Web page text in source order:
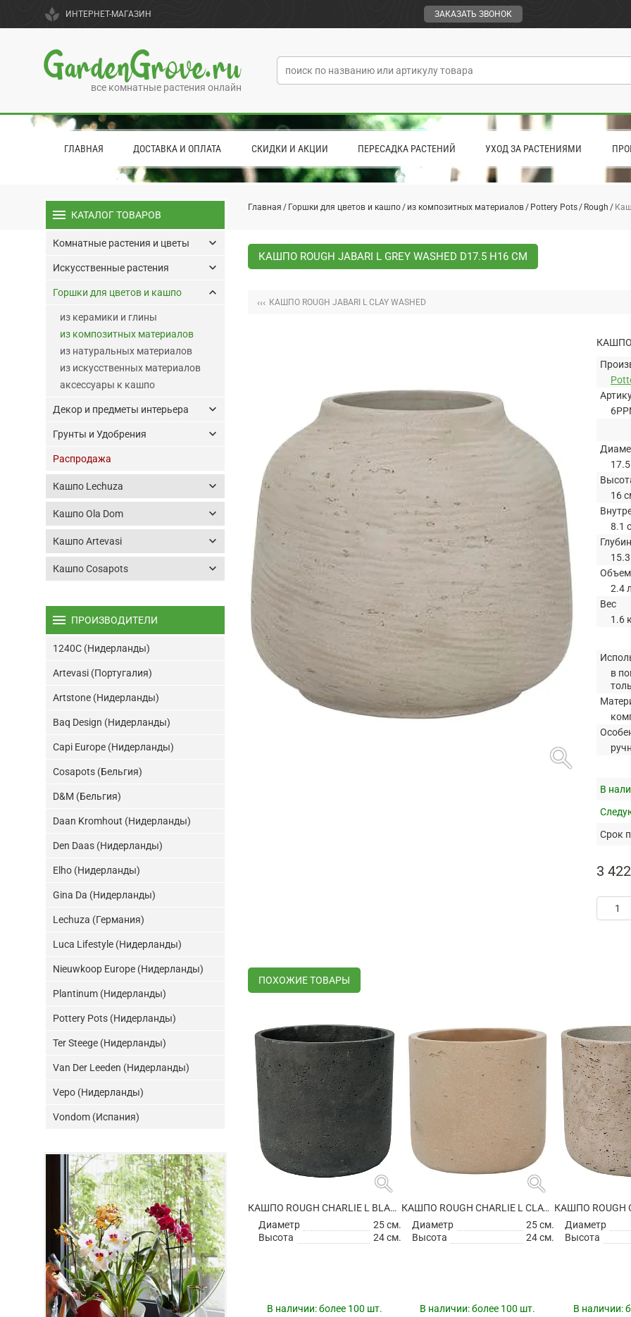
spa ИНТЕРНЕТ-МАГАЗИН ЗАКАЗАТЬ ЗВОНОК
GardenGrove.ru
все комнатные растения онлайн
ГЛАВНАЯ ДОСТАВКА И ОПЛАТА СКИДКИ И АКЦИИ ПЕРЕСАДКА РАСТЕНИЙ УХОД ЗА РАСТЕНИЯМИ
Главная Горшки для цветов и кашпо из композитных материалов Pottery Pots Rough
КАШПО ROUGH JABARI L GREY WASHED D17.5 H16 СМ
‹‹‹ КАШПО ROUGH JABARI L CLAY WASHED
search
КАШПО
16
8.1
Объем
2.4
Вес
1.6
в
В
Срок
3
ПОХОЖИЕ ТОВАРЫ
search
КАШПО ROUGH CHARLIE L BLACK WASHED
Диаметр
25 см.
Высота
24 см.
В наличии:более 100 шт.
search
КАШПО ROUGH CHARLIE L CLAY WASHED
Диаметр
25 см.
Высота
24 см.
В наличии:более 100 шт.
Диаметр
Высота
В наличии:
menu КАТАЛОГ ТОВАРОВ
Комнатные растения и цветы keyboard_arrow_down
Искусственные растения keyboard_arrow_down
Горшки для цветов и кашпо keyboard_arrow_up
из керамики и глины
из композитных материалов
из натуральных материалов
из искусственных материалов
аксессуары к кашпо
Декор и предметы интерьера keyboard_arrow_down
Грунты и Удобрения keyboard_arrow_down
Распродажа
Кашпо Lechuza keyboard_arrow_down
Кашпо Ola Dom keyboard_arrow_down
Кашпо Artevasi keyboard_arrow_down
Кашпо Cosapots keyboard_arrow_down
menu ПРОИЗВОДИТЕЛИ
1240C (Нидерланды)
Artevasi (Португалия)
Artstone (Нидерланды)
Baq Design (Нидерланды)
Capi Europe (Нидерланды)
Cosapots (Бельгия)
D&M (Бельгия)
Daan Kromhout (Нидерланды)
Den Daas (Нидерланды)
Elho (Нидерланды)
Gina Da (Нидерланды)
Lechuza (Германия)
Luca Lifestyle (Нидерланды)
Nieuwkoop Europe (Нидерланды)
Plantinum (Нидерланды)
Pottery Pots (Нидерланды)
Ter Steege (Нидерланды)
Van Der Leeden (Нидерланды)
Vepo (Нидерланды)
Vondom (Испания)